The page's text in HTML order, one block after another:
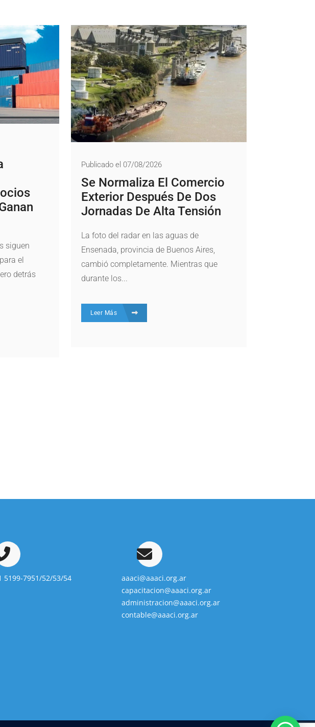
siguen
el
detrás
Publicado el 07/08/2026
Se Normaliza El Comercio
Exterior Después De Dos
Jornadas De Alta Tensión
La foto del radar en las aguas de
Ensenada, provincia de Buenos Aires,
cambió completamente. Mientras que
durante los...
Leer Más
5199-7951/52/53/54
aaaci@aaaci.org.ar
capacitacion@aaaci.org.ar
administracion@aaaci.org.ar
contable@aaaci.org.ar